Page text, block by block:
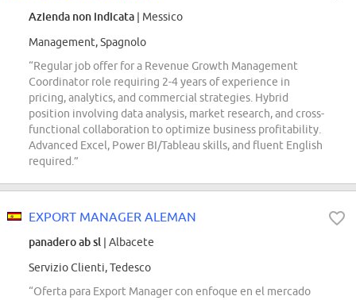
Azienda non indicata | Messico
Management, Spagnolo
“Regular job offer for a Revenue Growth Management
Coordinator role requiring 2-4 years of experience in
pricing, analytics, and commercial strategies. Hybrid
position involving data analysis, market research, and cross-
functional collaboration to optimize business profitability.
Advanced Excel, Power BI/Tableau skills, and fluent English
required.”
EXPORT MANAGER ALEMAN
panadero ab sl | Albacete
Servizio Clienti, Tedesco
“Oferta para Export Manager con enfoque en el mercado